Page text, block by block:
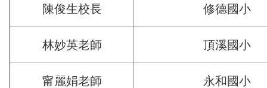
陳俊生校長 修德國小
林妙英老師 頂溪國小
甯麗娟老師 永和國小